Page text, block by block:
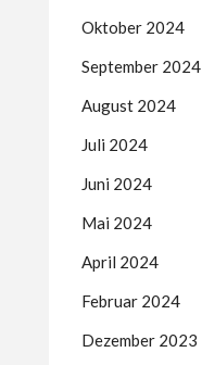
Oktober 2024
September 2024
August 2024
Juli 2024
Juni 2024
Mai 2024
April 2024
Februar 2024
Dezember 2023